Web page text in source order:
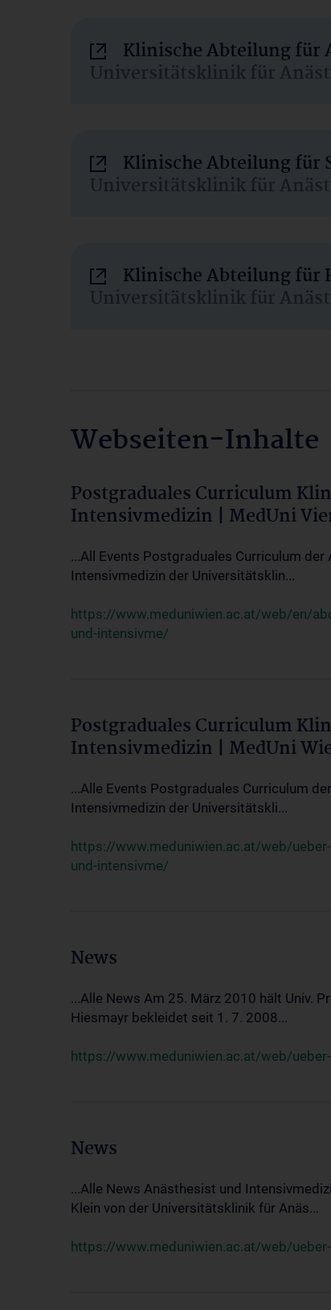
Klinische Abteilung für
Universitätsklinik für
Klinische Abteilung für
Universitätsklinik für
Klinische Abteilung für
Universitätsklinik für
Webseiten-Inhalte
Postgraduales Curriculum
Intensivmedizin | MedUni
...All Events Postgraduales Curriculum
Intensivmedizin der Universitätsklin...
https://www.meduniwien.ac.at/web/en/
und-intensivme/
Postgraduales Curriculum
Intensivmedizin | MedUni
...Alle Events Postgraduales Curriculum
Intensivmedizin der Universitätskli...
https://www.meduniwien.ac.at/web/
und-intensivme/
News
...Alle News Am 25. März 2010 hält Univ.
Hiesmayr bekleidet seit 1. 7. 2008...
https://www.meduniwien.ac.at/web/
News
...Alle News Anästhesist und
Klein von der Universitätsklinik für Anäs...
https://www.meduniwien.ac.at/web/